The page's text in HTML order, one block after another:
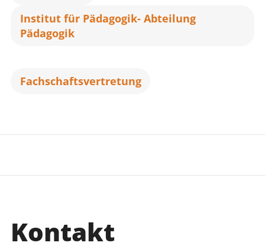
Institut für Pädagogik- Abteilung
Pädagogik
Fachschaftsvertretung
Kontakt